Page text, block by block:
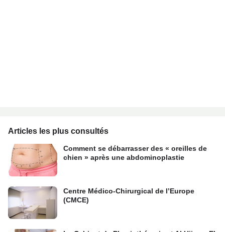
Articles les plus consultés
Comment se débarrasser des « oreilles de
chien » après une abdominoplastie
Centre Médico-Chirurgical de l’Europe
(CMCE)